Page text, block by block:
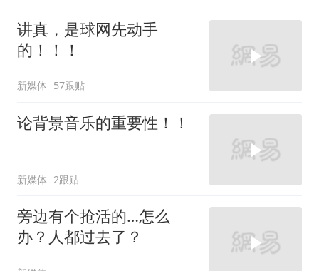
讲真，是球网先动手
的！！！
新媒体 57跟贴
论背景音乐的重要性！！
新媒体 2跟贴
旁边有个抢活的…怎么
办？人都过去了？